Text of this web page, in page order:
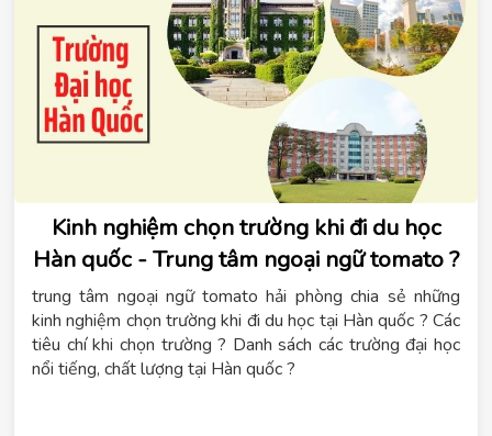
Kinh nghiệm chọn trường khi đi du học
Hàn quốc - Trung tâm ngoại ngữ tomato ?
trung tâm ngoại ngữ tomato hải phòng chia sẻ những
kinh nghiệm chọn trường khi đi du học tại Hàn quốc ? Các
tiêu chí khi chọn trường ? Danh sách các trường đại học
nổi tiếng, chất lượng tại Hàn quốc ?